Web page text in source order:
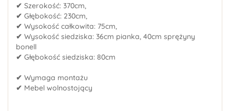
✔ Szerokość: 370cm,
✔ Głębokość: 230cm,
✔ Wysokość całkowita: 75cm,
✔ Wysokość siedziska: 36cm pianka, 40cm sprężyny
bonell
✔ Głębokość siedziska: 80cm
✔ Wymaga montażu
✔ Mebel wolnostojący